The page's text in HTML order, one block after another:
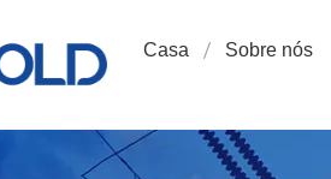
Casa Sobre nós